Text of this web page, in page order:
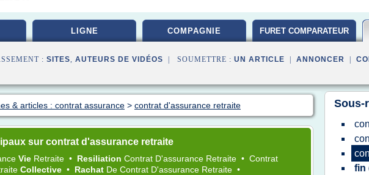
LIGNE COMPAGNIE FURET COMPARATEUR
: SITES, AUTEURS DE VIDÉOS | SOUMETTRE : UN ARTICLE ANNONCER
& articles : contrat assurance > contrat d'assurance retraite
sur contrat d'assurance retraite
Vie Retraite • Resiliation Contrat D'assurance Retraite • Contrat
Collective • Rachat De Contrat D'assurance Retraite •
Sous-
fin